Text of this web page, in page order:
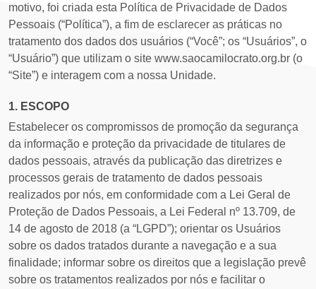
motivo, foi criada esta Política de Privacidade de Dados
Pessoais (“Política”), a fim de esclarecer as práticas no
tratamento dos dados dos usuários (“Você”; os “Usuários”, o
“Usuário”) que utilizam o site ​www.saocamilocrato.org.br (o
“Site”) e interagem com a nossa Unidade.
1. ESCOPO
Estabelecer os compromissos de promoção da segurança
da informação e proteção da privacidade de titulares de
dados pessoais, através da publicação das diretrizes e
processos gerais de tratamento de dados pessoais
realizados por nós, em conformidade com a Lei Geral de
Proteção de Dados Pessoais, a Lei Federal nº 13.709, de
14 de agosto de 2018 (a “LGPD”); orientar os Usuários
sobre os dados tratados durante a navegação e a sua
finalidade; informar sobre os direitos que a legislação prevê
sobre os tratamentos realizados por nós e facilitar o